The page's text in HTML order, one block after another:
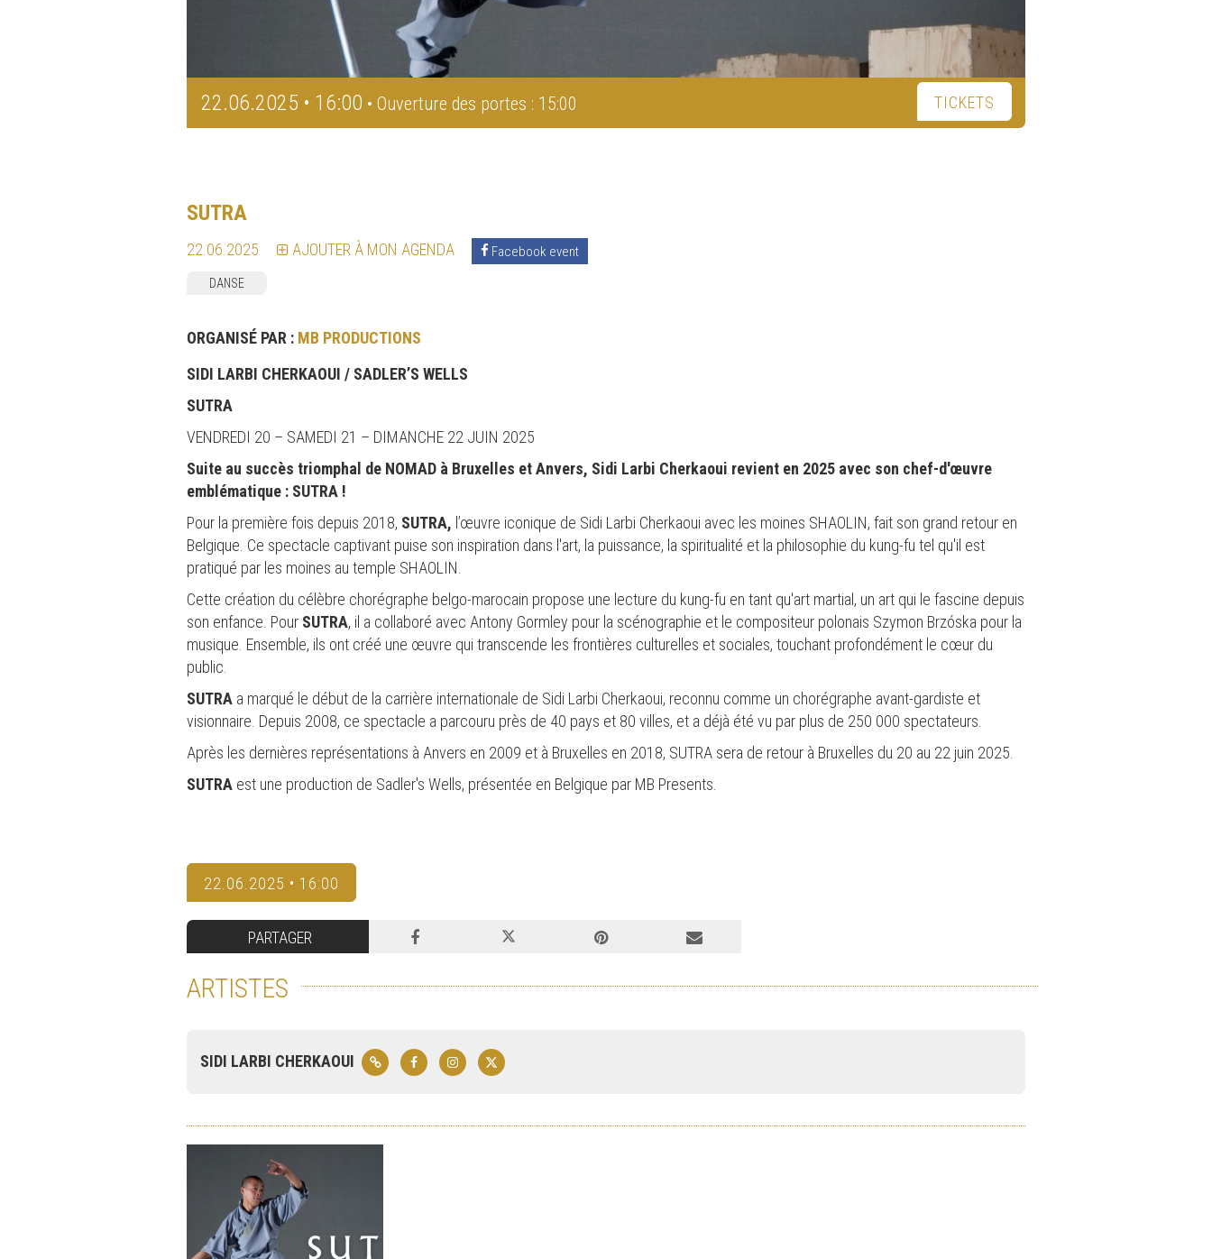
22.06.2025 • 16:00 • Ouverture des portes : 15:00 TICKETS
SUTRA
22.06.2025 AJOUTER À MON AGENDA Facebook event
DANSE
ORGANISÉ PAR : MB PRODUCTIONS
SIDI LARBI CHERKAOUI / SADLER’S WELLS
SUTRA
VENDREDI 20 – SAMEDI 21 – DIMANCHE 22 JUIN 2025
Suite au succès triomphal de NOMAD à Bruxelles et Anvers, Sidi Larbi Cherkaoui revient en 2025 avec son chef-d'œuvre
emblématique : SUTRA !
Pour la première fois depuis 2018, SUTRA, l’œuvre iconique de Sidi Larbi Cherkaoui avec les moines SHAOLIN, fait son grand retour en
Belgique. Ce spectacle captivant puise son inspiration dans l'art, la puissance, la spiritualité et la philosophie du kung-fu tel qu'il est
pratiqué par les moines au temple SHAOLIN.
Cette création du célèbre chorégraphe belgo-marocain propose une lecture du kung-fu en tant qu'art martial, un art qui le fascine depuis
son enfance. Pour SUTRA, il a collaboré avec Antony Gormley pour la scénographie et le compositeur polonais Szymon Brzóska pour la
musique. Ensemble, ils ont créé une œuvre qui transcende les frontières culturelles et sociales, touchant profondément le cœur du
public.
SUTRA a marqué le début de la carrière internationale de Sidi Larbi Cherkaoui, reconnu comme un chorégraphe avant-gardiste et
visionnaire. Depuis 2008, ce spectacle a parcouru près de 40 pays et 80 villes, et a déjà été vu par plus de 250 000 spectateurs.
Après les dernières représentations à Anvers en 2009 et à Bruxelles en 2018, SUTRA sera de retour à Bruxelles du 20 au 22 juin 2025.
SUTRA est une production de Sadler's Wells, présentée en Belgique par MB Presents.
22.06.2025 • 16:00
PARTAGER
ARTISTES
SIDI LARBI CHERKAOUI